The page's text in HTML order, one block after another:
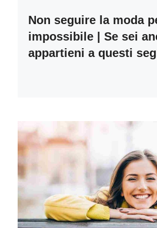
Non seguire la moda
impossibile | Se sei
appartieni a questi